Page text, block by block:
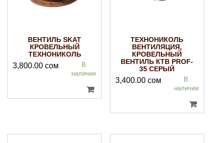
ВЕНТИЛЬ SKAT
КРОВЕЛЬНЫЙ
ТЕХНОНИКОЛЬ
3,800.00 сом
В
наличии
ТЕХНОНИКОЛЬ
ВЕНТИЛЯЦИЯ,
КРОВЕЛЬНЫЙ
ВЕНТИЛЬ КТВ PROF-
35 СЕРЫЙ
3,400.00 сом
В
наличии